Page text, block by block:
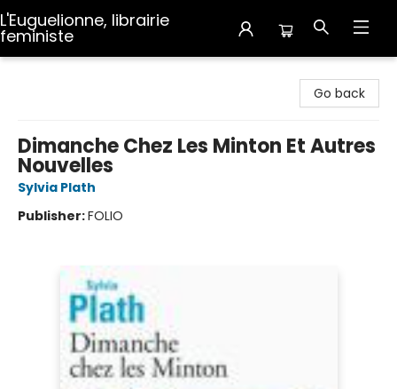
L'Euguelionne, librairie
feministe
Go back
Dimanche Chez Les Minton Et Autres
Nouvelles
Sylvia Plath
Publisher:FOLIO